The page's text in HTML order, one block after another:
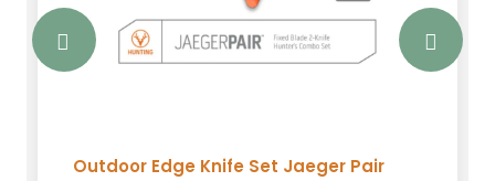
Outdoor Edge Knife Set Jaeger Pair